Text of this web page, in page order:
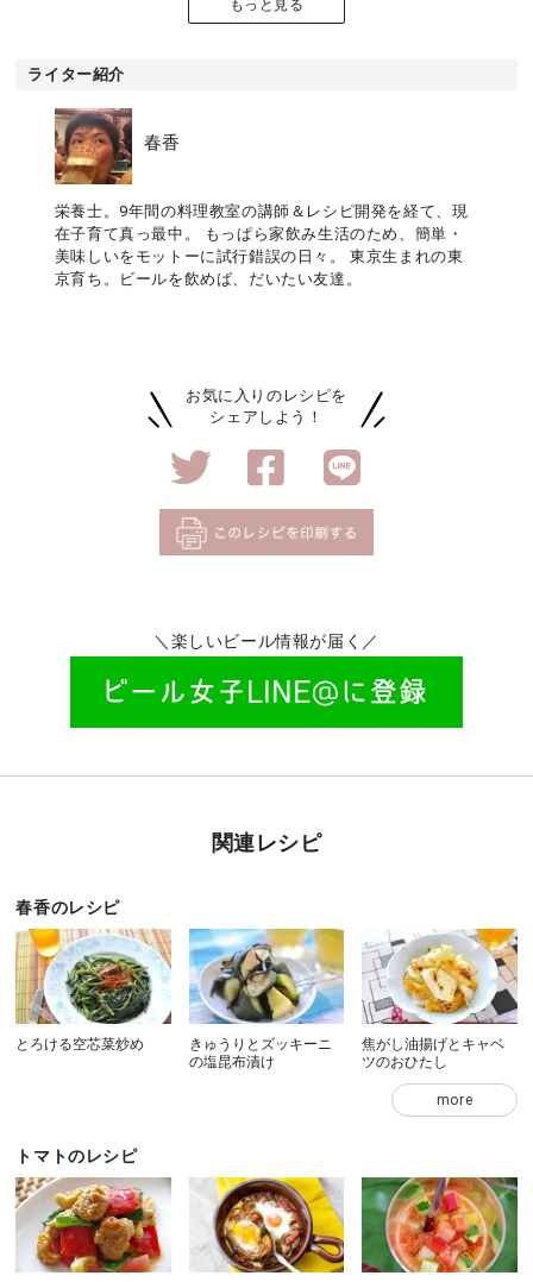
もっと見る
ライター紹介
春香
栄養士。9年間の料理教室の講師＆レシピ開発を経て、現
在子育て真っ最中。 もっぱら家飲み生活のため、簡単・
美味しいをモットーに試行錯誤の日々。 東京生まれの東
京育ち。ビールを飲めば、だいたい友達。
お気に入りのレシピを
シェアしよう！
＼楽しいビール情報が届く／
関連レシピ
春香のレシピ
とろける空芯菜炒め
きゅうりとズッキーニ
の塩昆布漬け
焦がし油揚げとキャベ
ツのおひたし
more
トマトのレシピ